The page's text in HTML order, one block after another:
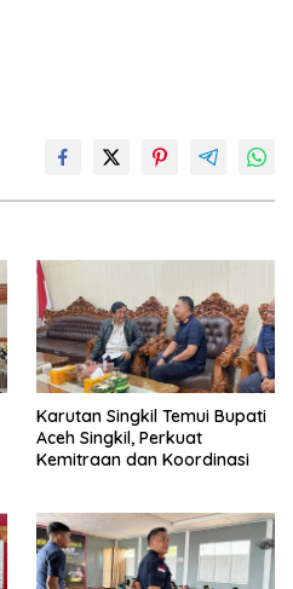
Karutan Singkil Temui Bupati
Aceh Singkil, Perkuat
Kemitraan dan Koordinasi